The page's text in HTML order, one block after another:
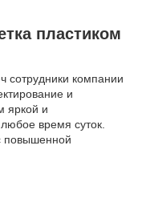
пластиком
сотрудники компании
и
яркой и
время суток.
повышенной